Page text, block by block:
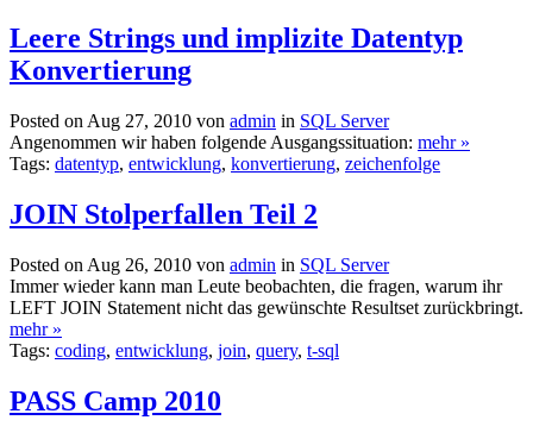
Leere Strings und implizite Datentyp
Konvertierung
Posted on Aug 27, 2010 von admin in SQL Server
Angenommen wir haben folgende Ausgangssituation: mehr »
Tags: datentyp, entwicklung, konvertierung, zeichenfolge
JOIN Stolperfallen Teil 2
Posted on Aug 26, 2010 von admin in SQL Server
Immer wieder kann man Leute beobachten, die fragen, warum ihr
LEFT JOIN Statement nicht das gewünschte Resultset zurückbringt.
mehr »
Tags: coding, entwicklung, join, query, t-sql
PASS Camp 2010